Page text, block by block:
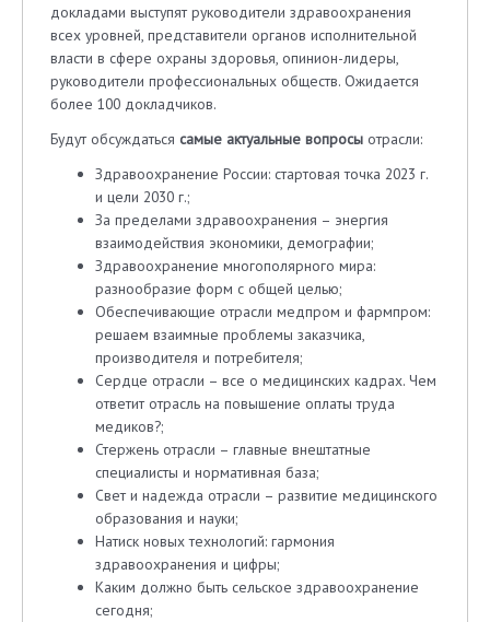
докладами выступят руководители здравоохранения
всех уровней, представители органов исполнительной
власти в сфере охраны здоровья, опинион-лидеры,
руководители профессиональных обществ. Ожидается
более 100 докладчиков.
Будут обсуждаться самые актуальные вопросы отрасли:
Здравоохранение России: стартовая точка 2023 г.
и цели 2030 г.;
За пределами здравоохранения – энергия
взаимодействия экономики, демографии;
Здравоохранение многополярного мира:
разнообразие форм с общей целью;
Обеспечивающие отрасли медпром и фармпром:
решаем взаимные проблемы заказчика,
производителя и потребителя;
Сердце отрасли – все о медицинских кадрах. Чем
ответит отрасль на повышение оплаты труда
медиков?;
Стержень отрасли – главные внештатные
специалисты и нормативная база;
Свет и надежда отрасли – развитие медицинского
образования и науки;
Натиск новых технологий: гармония
здравоохранения и цифры;
Каким должно быть сельское здравоохранение
сегодня;